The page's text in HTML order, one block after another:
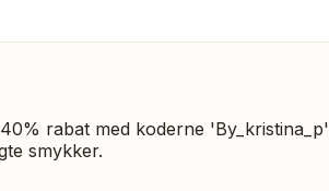
rabat med koderne 'By_kristina_p'
smykker.